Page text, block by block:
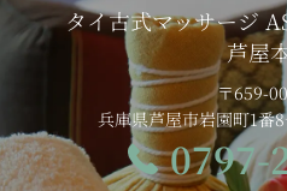
タイ古式マッサージ
芦屋
〒659-
兵庫県芦屋市岩園町1番
0797-